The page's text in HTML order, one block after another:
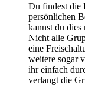
Du findest die
persönlichen
kannst du dies
Nicht alle
eine
weitere sogar
ihr einfach
verlangt die